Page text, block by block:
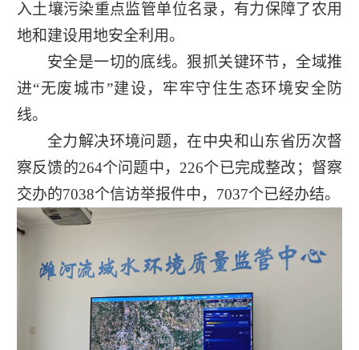
入土壤污染重点监管单位名录，有力保障了农用
地和建设用地安全利用。
安全是一切的底线。狠抓关键环节，全域推
进“无废城市”建设，牢牢守住生态环境安全防
线。
全力解决环境问题，在中央和山东省历次督
察反馈的264个问题中，226个已完成整改；督察
交办的7038个信访举报件中，7037个已经办结。